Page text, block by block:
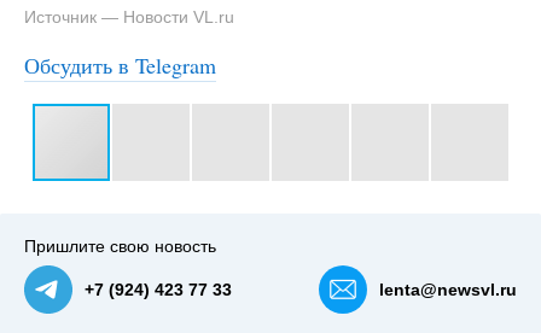
Источник — Новости VL.ru
Обсудить в Telegram
Пришлите свою новость
+7 (924) 423 77 33 lenta@newsvl.ru